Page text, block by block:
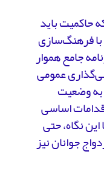
حاکمیت باید
فرهنگ‌سازی
جامع هموار
عمومی
به وضعیت
اساسی
نگاه، حتی
جوانان نیز